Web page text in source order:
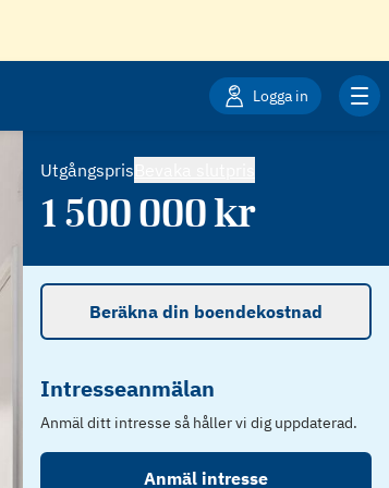
Logga in
Utgångspris
1 500 000kr
Beräkna din boendekostnad
Intresseanmälan
Anmäl ditt intresse så håller vi dig uppdaterad.
Anmäl intresse